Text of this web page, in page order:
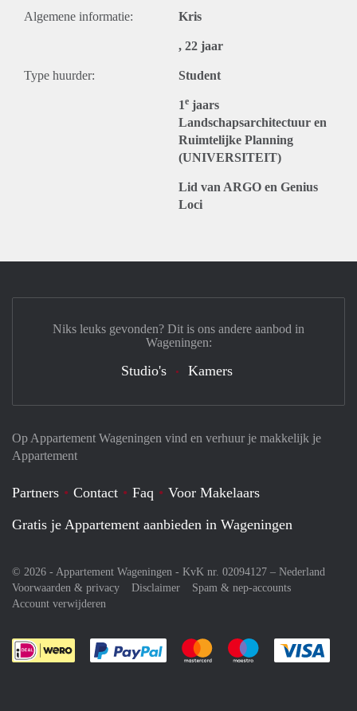
Algemene informatie: Kris
, 22 jaar
Type huurder: Student
1e jaars
Landschapsarchitectuur en
Ruimtelijke Planning
(UNIVERSITEIT)
Lid van ARGO en Genius
Loci
Op Appartement Wageningen vind en verhuur je makkelijk je
Appartement
Partners Contact Faq
Voor Makelaars
Gratis je Appartement aanbieden in Wageningen
© 2026 - Appartement Wageningen - KvK nr. 02094127 – Nederland
Voorwaarden & privacy
Disclaimer
Spam & nep-accounts
Account verwijderen
Je rekent gemakkelijk af met Paypal
Je rekent gemakkelijk af met
Je rekent
Niks leuks gevonden? Dit is ons andere aanbod in
Wageningen:
Studio's Kamers